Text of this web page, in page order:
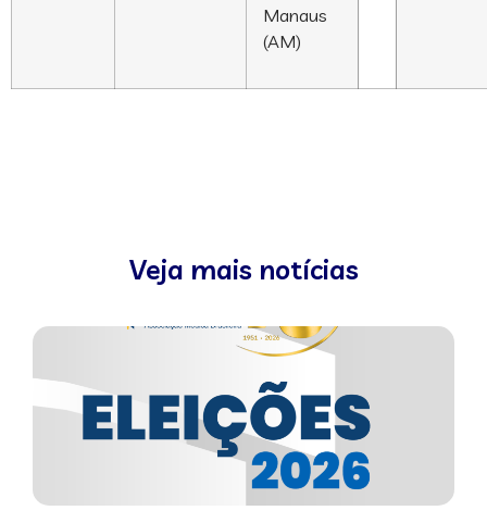
Manaus
(AM)
Veja mais notícias